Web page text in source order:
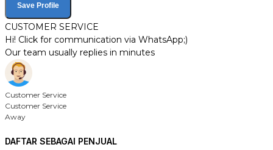
Save Profile
CUSTOMER SERVICE
Hi! Click for communication via WhatsApp;)
Our team usually replies in minutes
Customer Service
Customer Service
Away
DAFTAR SEBAGAI PENJUAL